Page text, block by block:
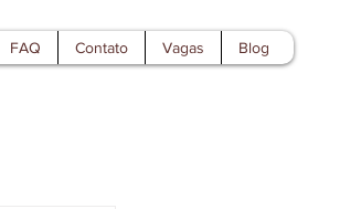
FAQ Contato Vagas Blog